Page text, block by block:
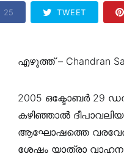
25 TWEET
എഴുത്ത് – Chandran
2005 ഒക്ടോബര്‍ 29
കഴിഞ്ഞാൽ
ആഘോഷത്തെ
ശേഷം യാത്രാ